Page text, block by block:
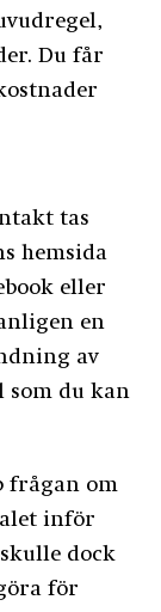
Du får
tas
hemsida
eller
en
av
som du kan
frågan om
inför
dock
för